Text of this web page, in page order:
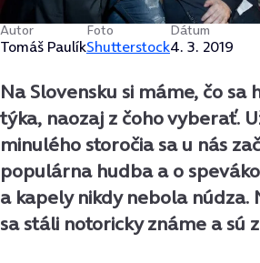
Autor
Tomáš Paulík
Foto
Shutterstock
Dátum
4. 3. 2019
Na Slovensku si máme, čo
týka, naozaj z čoho vyberať.
minulého storočia sa u nás
populárna hudba a o
a kapely nikdy nebola núdza.
sa stáli notoricky známe a sú